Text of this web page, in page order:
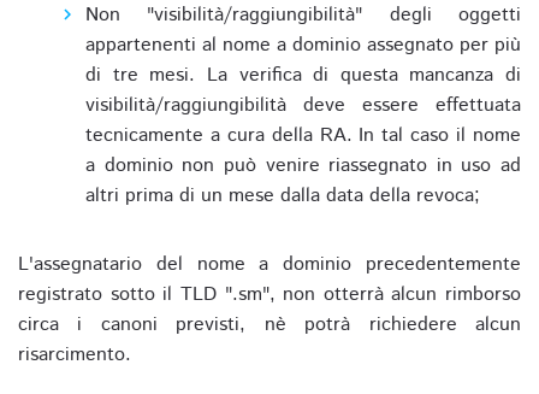
Non "visibilità/raggiungibilità" degli oggetti
appartenenti al nome a dominio assegnato per più
di tre mesi. La verifica di questa mancanza di
visibilità/raggiungibilità deve essere effettuata
tecnicamente a cura della RA. In tal caso il nome
a dominio non può venire riassegnato in uso ad
altri prima di un mese dalla data della revoca;
L'assegnatario del nome a dominio precedentemente
registrato sotto il TLD ".sm", non otterrà alcun rimborso
circa i canoni previsti, nè potrà richiedere alcun
risarcimento.